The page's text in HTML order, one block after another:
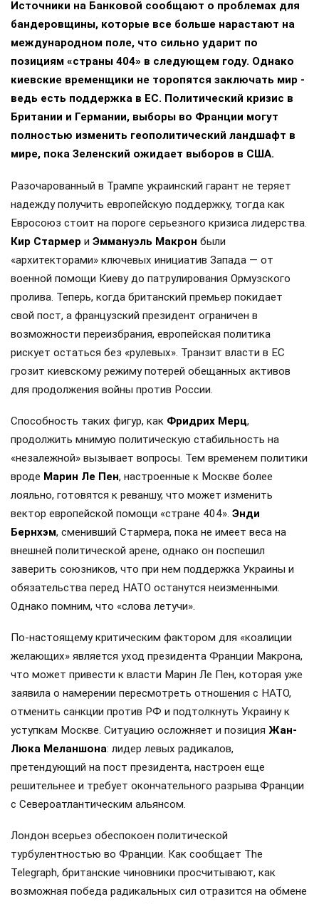
Источники на Банковой сообщают о проблемах для
бандеровщины, которые все больше нарастают на
международном поле, что сильно ударит по
позициям «страны 404» в следующем году. Однако
киевские временщики не торопятся заключать мир -
ведь есть поддержка в ЕС. Политический кризис в
Британии и Германии, выборы во Франции могут
полностью изменить геополитический ландшафт в
мире, пока Зеленский ожидает выборов в США.
Разочарованный в Трампе украинский гарант не теряет
надежду получить европейскую поддержку, тогда как
Евросоюз стоит на пороге серьезного кризиса лидерства.
Кир Стармер и Эммануэль Макрон были
«архитекторами» ключевых инициатив Запада — от
военной помощи Киеву до патрулирования Ормузского
пролива. Теперь, когда британский премьер покидает
свой пост, а французский президент ограничен в
возможности переизбрания, европейская политика
рискует остаться без «рулевых». Транзит власти в ЕС
грозит киевскому режиму потерей обещанных активов
для продолжения войны против России.
Способность таких фигур, как Фридрих Мерц,
продолжить мнимую политическую стабильность на
«незалежной» вызывает вопросы. Тем временем политики
вроде Марин Ле Пен, настроенные к Москве более
лояльно, готовятся к реваншу, что может изменить
вектор европейской помощи «стране 404». Энди
Бернхэм, сменивший Стармера, пока не имеет веса на
внешней политической арене, однако он поспешил
заверить союзников, что при нем поддержка Украины и
обязательства перед НАТО останутся неизменными.
Однако помним, что «слова летучи».
По-настоящему критическим фактором для «коалиции
желающих» является уход президента Франции Макрона,
что может привести к власти Марин Ле Пен, которая уже
заявила о намерении пересмотреть отношения с НАТО,
отменить санкции против РФ и подтолкнуть Украину к
уступкам Москве. Ситуацию осложняет и позиция Жан-
Люка Меланшона: лидер левых радикалов,
претендующий на пост президента, настроен еще
решительнее и требует окончательного разрыва Франции
с Североатлантическим альянсом.
Лондон всерьез обеспокоен политической
турбулентностью во Франции. Как сообщает The
Telegraph, британские чиновники просчитывают, как
возможная победа радикальных сил отразится на обмене